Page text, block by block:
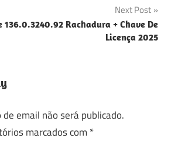
Next Post
136.0.3240.92 Rachadura + Chave De
Licença 2025
de email não será publicado.
marcados com *